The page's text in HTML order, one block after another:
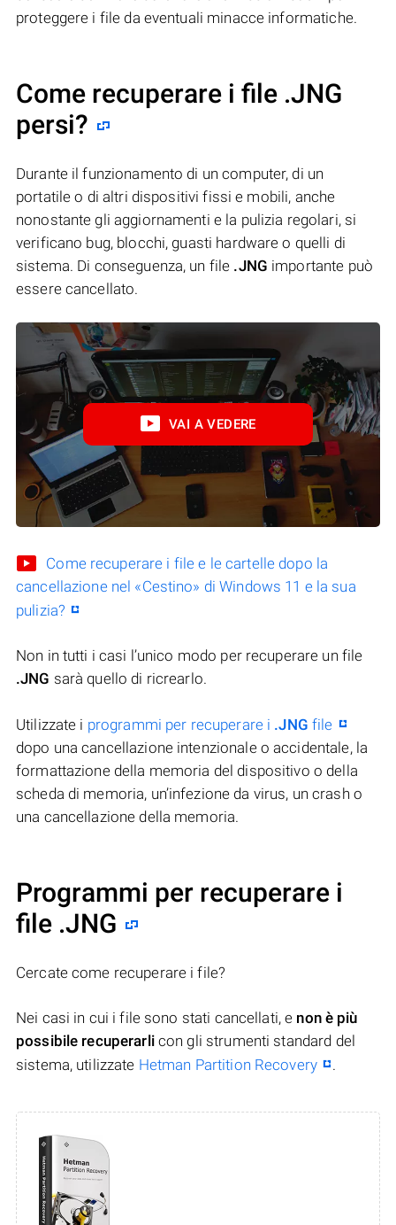
proteggere i file da eventuali minacce informatiche.
Come recuperare i file .JNG
persi?
Durante il funzionamento di un computer, di un
portatile o di altri dispositivi fissi e mobili, anche
nonostante gli aggiornamenti e la pulizia regolari, si
verificano bug, blocchi, guasti hardware o quelli di
sistema. Di conseguenza, un file .JNG importante può
essere cancellato.
VAI A VEDERE
Come recuperare i file e le cartelle dopo la
cancellazione nel «Cestino» di Windows 11 e la sua
pulizia?
Non in tutti i casi l’unico modo per recuperare un file
.JNG sarà quello di ricrearlo.
Utilizzate i programmi per recuperare i .JNG file
dopo una cancellazione intenzionale o accidentale, la
formattazione della memoria del dispositivo o della
scheda di memoria, un’infezione da virus, un crash o
una cancellazione della memoria.
Programmi per recuperare i
file .JNG
Cercate come recuperare i file?
Nei casi in cui i file sono stati cancellati, e non è più
possibile recuperarlicon gli strumenti standard del
sistema, utilizzate Hetman Partition Recovery .